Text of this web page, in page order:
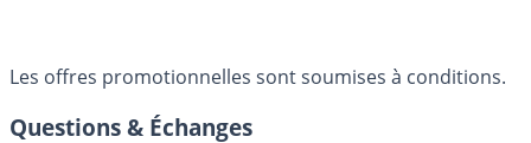
Les offres promotionnelles sont soumises à conditions.
Questions & Échanges